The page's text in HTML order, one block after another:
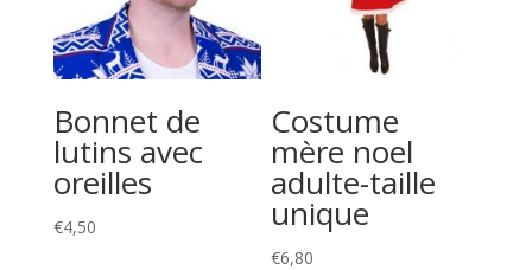
Bonnet de
lutins avec
oreilles
€4,50
Costume
mère noel
adulte-taille
unique
€6,80